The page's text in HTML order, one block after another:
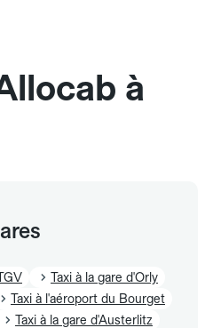
à
Taxi à la gare d'Orly
Taxi à l'aéroport du Bourget
Taxi à la gare d'Austerlitz